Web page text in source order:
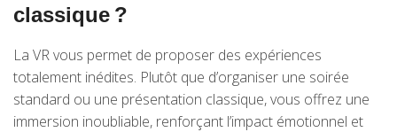
classique ?
La VR vous permet de proposer des expériences
totalement inédites. Plutôt que d’organiser une soirée
standard ou une présentation classique, vous offrez une
immersion inoubliable, renforçant l’impact émotionnel et